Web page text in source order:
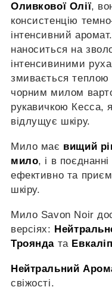
Оливкової Олії,
консистенцію
інтенсивний
наноситься на
інтенсивиними
змивається
чорним милом
рукавичкою Кесса,
відлущує шкіру.
Мило має вищий
мило, і в
ефективно та
шкіру.
Мило Savon Noir
версіях:
Троянда та
Нейтральний
свіжості.